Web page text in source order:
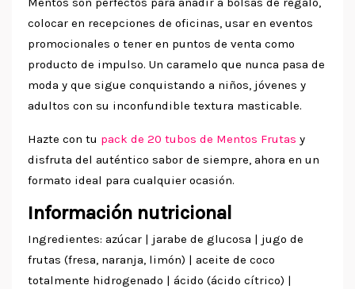
colocar en recepciones de oficinas, usar en eventos
promocionales o tener en puntos de venta como
producto de impulso. Un caramelo que nunca pasa de
moda y que sigue conquistando a niños, jóvenes y
adultos con su inconfundible textura masticable.
Hazte con tu pack de 20 tubos de Mentos Frutas y
disfruta del auténtico sabor de siempre, ahora en un
formato ideal para cualquier ocasión.
Información nutricional
Ingredientes: azúcar | jarabe de glucosa | jugo de
frutas (fresa, naranja, limón) | aceite de coco
totalmente hidrogenado | ácido (ácido cítrico) |